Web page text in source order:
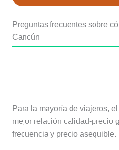
Preguntas frecuentes sobre
Cancún
Para la mayoría de viajeros,
mejor relación calidad-precio
frecuencia y precio asequible.